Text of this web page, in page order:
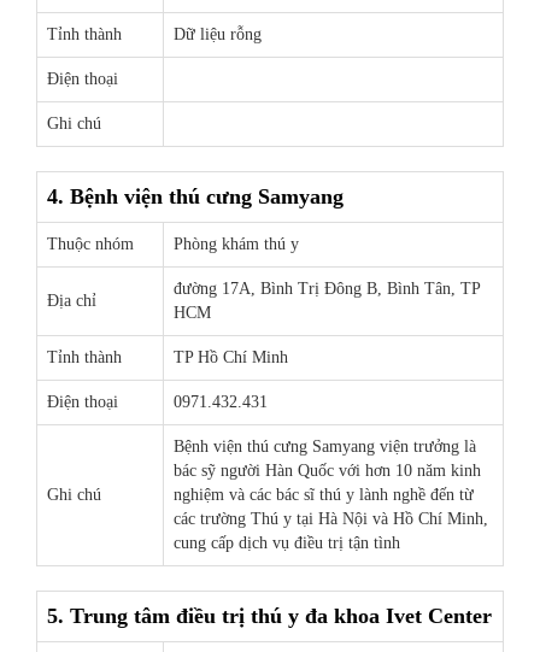
Tỉnh thành Dữ liệu rỗng
Điện thoại
Ghi chú
4. Bệnh viện thú cưng Samyang
Thuộc nhóm Phòng khám thú y
Địa chỉ
đường 17A, Bình Trị Đông B, Bình Tân, TP
HCM
Tỉnh thành TP Hồ Chí Minh
Điện thoại 0971.432.431
Ghi chú
Bệnh viện thú cưng Samyang viện trưởng là
bác sỹ người Hàn Quốc với hơn 10 năm kinh
nghiệm và các bác sĩ thú y lành nghề đến từ
các trường Thú y tại Hà Nội và Hồ Chí Minh,
cung cấp dịch vụ điều trị tận tình
5. Trung tâm điều trị thú y đa khoa Ivet Center